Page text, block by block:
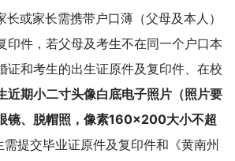
长或家长需携带户口薄（父母及本人）
印件，若父母及考生不在同一个户口本
证和考生的出生证原件及复印件、在校
近期小二寸头像白底电子照片（照片要
镜、脱帽照，像素160×200大小不超
需提交毕业证原件及复印件和《黄南州